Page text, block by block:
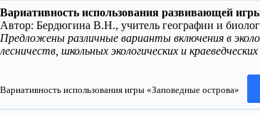
Вариативность использования развивающей
Автор: Бердюгина В.Н., учитель географии и
Предложены различные варианты включения в
лесничеств, школьных экологических и
Вариативность использования игры «Заповедные острова»